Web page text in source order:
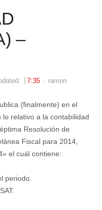
–
7:35 Author
ramon
(finalmente) en el
relativo a la contabilidad
Resolución de
Fiscal para 2014,
el cuál contiene:
periodo.